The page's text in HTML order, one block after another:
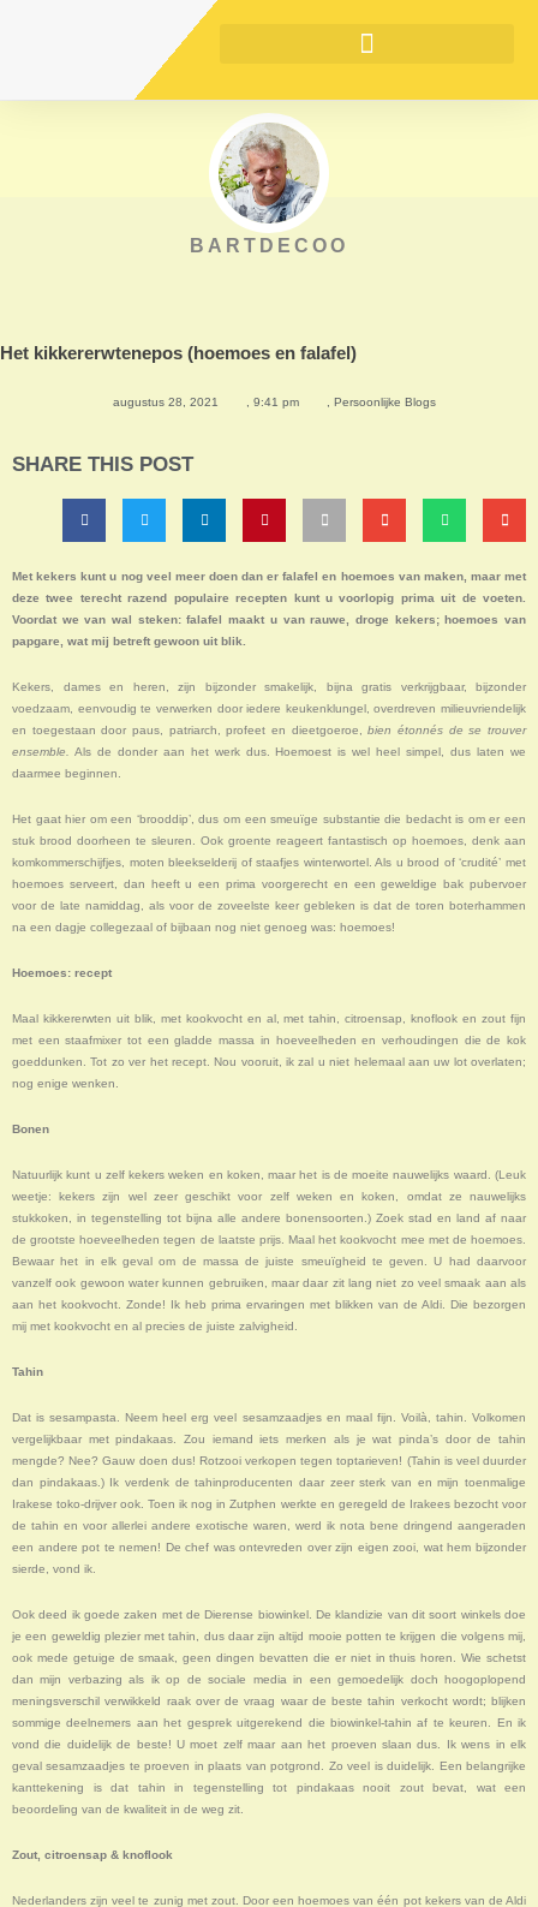
BARTDECOO
Het kikkererwtenepos (hoemoes en falafel)
augustus 28, 2021 9:41 pm Persoonlijke Blogs
SHARE THIS POST
Met kekers kunt u nog veel meer doen dan er falafel en hoemoes van maken, maar met
deze twee terecht razend populaire recepten kunt u voorlopig prima uit de voeten.
Voordat we van wal steken: falafel maakt u van rauwe, droge kekers; hoemoes van
papgare, wat mij betreft gewoon uit blik.
Kekers, dames en heren, zijn bijzonder smakelijk, bijna gratis verkrijgbaar, bijzonder
voedzaam, eenvoudig te verwerken door iedere keukenklungel, overdreven milieuvriendelijk
en toegestaan door paus, patriarch, profeet en dieetgoeroe,bien étonnés de se trouver
ensemble.
Als de donder aan het werk dus. Hoemoest is wel heel simpel, dus laten we
daarmee beginnen.
Het gaat hier om een ‘brooddip’, dus om een smeuïge substantie die bedacht is om er een
stuk brood doorheen te sleuren. Ook groente reageert fantastisch op hoemoes, denk aan
komkommerschijfjes, moten bleekselderij of staafjes winterwortel. Als u brood of ‘crudité’ met
hoemoes serveert, dan heeft u een prima voorgerecht en een geweldige bak pubervoer
voor de late namiddag, als voor de zoveelste keer gebleken is dat de toren boterhammen
na een dagje collegezaal of bijbaan nog niet genoeg was: hoemoes!
Hoemoes: recept
Maal kikkererwten uit blik, met kookvocht en al, met tahin, citroensap, knoflook en zout fijn
met een staafmixer tot een gladde massa in hoeveelheden en verhoudingen die de kok
goeddunken. Tot zo ver het recept. Nou vooruit, ik zal u niet helemaal aan uw lot overlaten;
nog enige wenken.
Bonen
Natuurlijk kunt u zelf kekers weken en koken, maar het is de moeite nauwelijks waard. (Leuk
weetje: kekers zijn wel zeer geschikt voor zelf weken en koken, omdat ze nauwelijks
stukkoken, in tegenstelling tot bijna alle andere bonensoorten.) Zoek stad en land af naar
de grootste hoeveelheden tegen de laatste prijs. Maal het kookvocht mee met de hoemoes.
Bewaar het in elk geval om de massa de juiste smeuïgheid te geven. U had daarvoor
vanzelf ook gewoon water kunnen gebruiken, maar daar zit lang niet zo veel smaak aan als
aan het kookvocht. Zonde! Ik heb prima ervaringen met blikken van de Aldi. Die bezorgen
mij met kookvocht en al precies de juiste zalvigheid.
Tahin
Dat is sesampasta. Neem heel erg veel sesamzaadjes en maal fijn. Voilà, tahin. Volkomen
vergelijkbaar met pindakaas. Zou iemand iets merken als je wat pinda’s door de tahin
mengde? Nee? Gauw doen dus! Rotzooi verkopen tegen toptarieven! (Tahin is veel duurder
dan pindakaas.) Ik verdenk de tahinproducenten daar zeer sterk van en mijn toenmalige
Irakese toko-drijver ook. Toen ik nog in Zutphen werkte en geregeld de Irakees bezocht voor
de tahin en voor allerlei andere exotische waren, werd ik nota bene dringend aangeraden
een andere pot te nemen! De chef was ontevreden over zijn eigen zooi, wat hem bijzonder
sierde, vond ik.
Ook deed ik goede zaken met de Dierense biowinkel. De klandizie van dit soort winkels doe
je een geweldig plezier met tahin, dus daar zijn altijd mooie potten te krijgen die volgens mij,
ook mede getuige de smaak, geen dingen bevatten die er niet in thuis horen. Wie schetst
dan mijn verbazing als ik op de sociale media in een gemoedelijk doch hoogoplopend
meningsverschil verwikkeld raak over de vraag waar de beste tahin verkocht wordt; blijken
sommige deelnemers aan het gesprek uitgerekend die biowinkel-tahin af te keuren. En ik
vond die duidelijk de beste! U moet zelf maar aan het proeven slaan dus. Ik wens in elk
geval sesamzaadjes te proeven in plaats van potgrond. Zo veel is duidelijk. Een belangrijke
kanttekening is dat tahin in tegenstelling tot pindakaas nooit zout bevat, wat een
beoordeling van de kwaliteit in de weg zit.
Zout, citroensap & knoflook
Nederlanders zijn veel te zunig met zout. Door een hoemoes van één pot kekers van de Aldi